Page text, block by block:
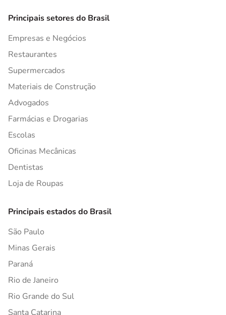
Principais setores do Brasil
Empresas e Negócios
Restaurantes
Supermercados
Materiais de Construção
Advogados
Farmácias e Drogarias
Escolas
Oficinas Mecânicas
Dentistas
Loja de Roupas
Principais estados do Brasil
São Paulo
Minas Gerais
Paraná
Rio de Janeiro
Rio Grande do Sul
Santa Catarina